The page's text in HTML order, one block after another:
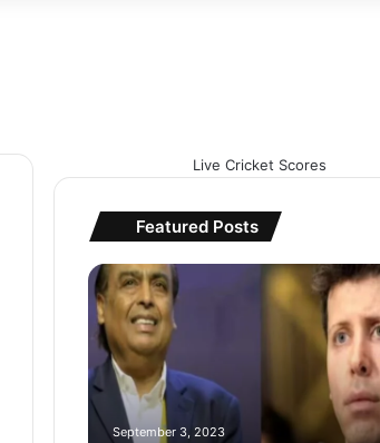
Live Cricket Scores
Featured Posts
J
o
C
h
a
September 3, 2023